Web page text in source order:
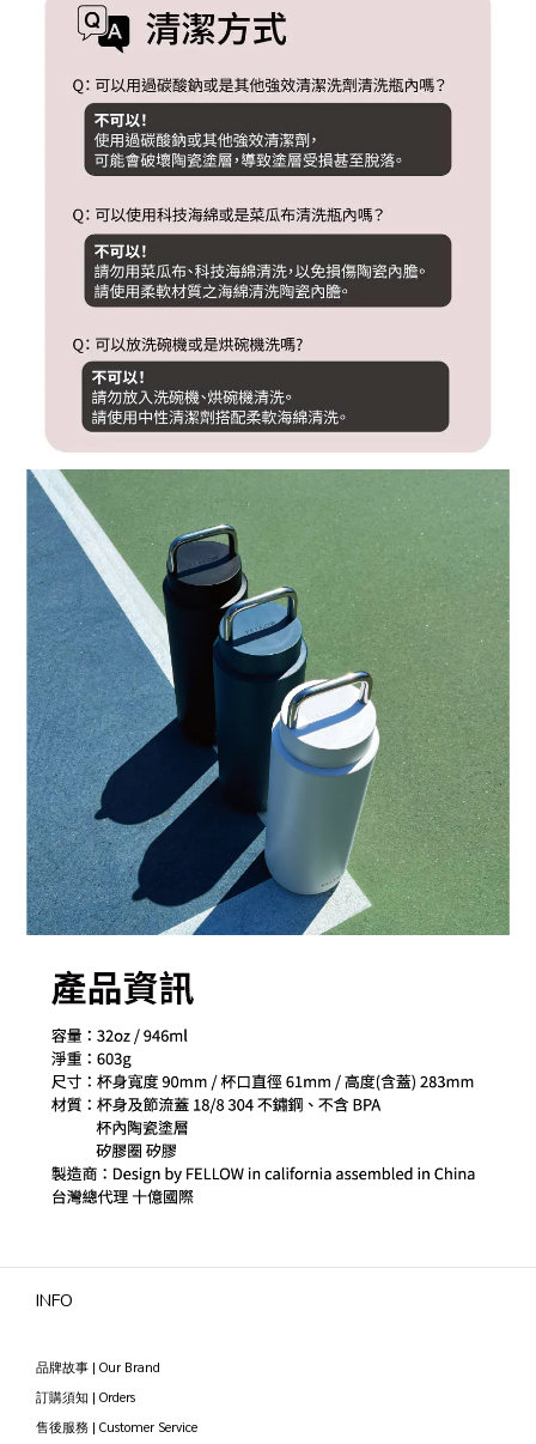
INFO
品牌故事 | Our Brand
訂購須知 | Orders
售後服務 | Customer Service